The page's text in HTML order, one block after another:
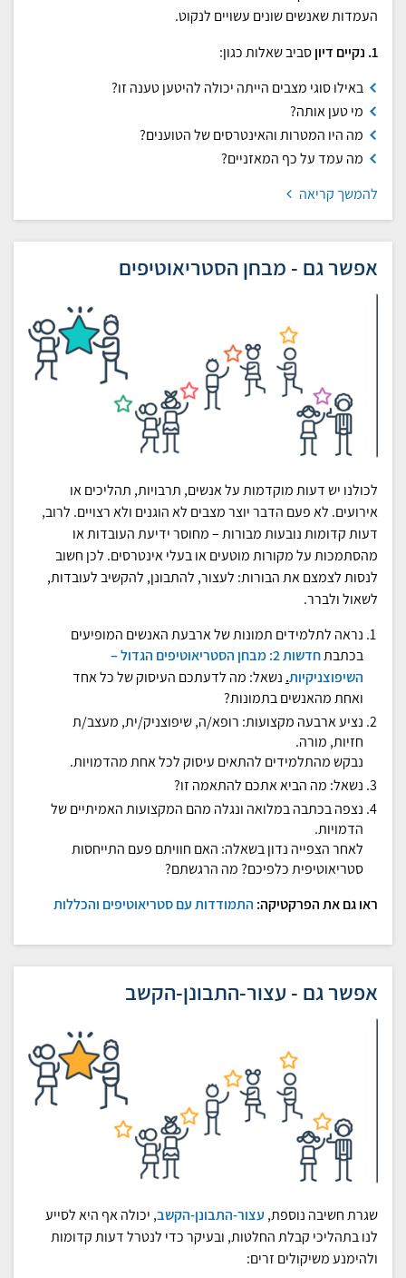
העמדות שאנשים שונים עשויים לנקוט.
1. נקיים דיון
סביב שאלות כגון:
באילו סוגי מצבים הייתה יכולה להיטען טענה זו?
מי טען אותה?
מה היו המטרות והאינטרסים של הטוענים?
מה עמד על כף המאזניים?
להמשך קריאה
אפשר גם - מבחן הסטריאוטיפים
לכולנו יש דעות מוקדמות על אנשים, תרבויות, תהליכים או
אירועים. לא פעם הדבר יוצר מצבים לא הוגנים ולא רצויים. לרוב,
דעות קדומות נובעות מבורות – מחוסר ידיעת העובדות או
מהסתמכות על מקורות מוטעים או בעלי אינטרסים. לכן חשוב
לנסות לצמצם את הבורות: לעצור, להתבונן, להקשיב לעובדות,
לשאול ולברר.
נראה לתלמידים תמונות של ארבעת האנשים המופיעים
בכתבת
חדשות 2: מבחן הסטריאוטיפים הגדול –
השיפוצניקיות. נשאל: מה לדעתכם העיסוק של כל אחד
ואחת מהאנשים בתמונות?
נציע ארבעה מקצועות: רופא/ה, שיפוצניק/ית, מעצב/ת
חזיות, מורה.
נבקש מהתלמידים להתאים עיסוק לכל אחת מהדמויות.
נשאל: מה הביא אתכם להתאמה זו?
נצפה בכתבה במלואה ונגלה מהם המקצועות האמיתיים של
הדמויות.
לאחר הצפייה נדון בשאלה: האם חוויתם פעם התייחסות
סטריאוטיפית כלפיכם? מה הרגשתם?
ראו גם את הפרקטיקה: התמודדות עם סטריאוטיפים והכללות
אפשר גם - עצור-התבונן-הקשב
שגרת חשיבה נוספת, עצור-התבונן-הקשב, יכולה אף היא לסייע
לנו בתהליכי קבלת החלטות, ובעיקר כדי לנטרל דעות קדומות
ולהימנע משיקולים זרים: